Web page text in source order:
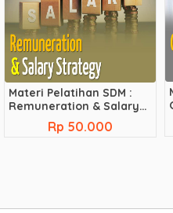
Materi Pelatihan SDM :
Remuneration & Salary
StrategyRp 50.000